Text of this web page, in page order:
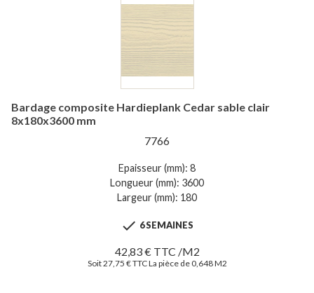
Bardage composite Hardieplank Cedar sable clair
8x180x3600 mm
7766
Epaisseur (mm): 8
Longueur (mm): 3600
Largeur (mm): 180
 6 SEMAINES
42,83 € TTC /M2
Soit 27,75 € TTC La pièce de 0,648 M2